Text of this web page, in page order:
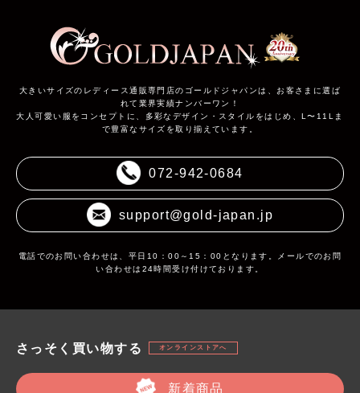
大きいサイズのレディース通販専門店のゴールドジャパンは、お客さまに選ば
れて業界実績ナンバーワン！
大人可愛い服をコンセプトに、多彩なデザイン・スタイルをはじめ、L〜11Lま
で豊富なサイズを取り揃えています。
072-942-0684
support@gold-japan.jp
電話でのお問い合わせは、平日10：00～15：00となります。メールでのお問
い合わせは24時間受け付けております。
さっそく買い物する オンラインストアへ
新着商品